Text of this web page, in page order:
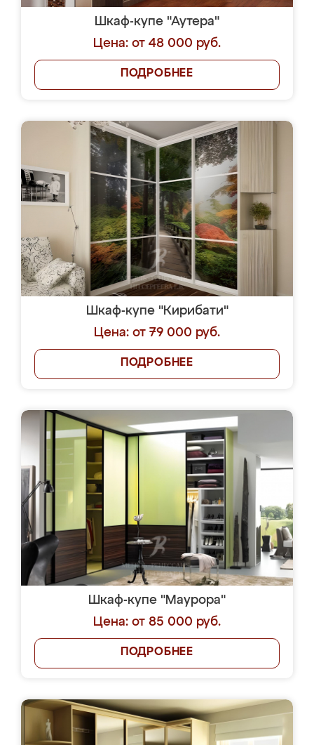
Шкаф-купе "Аутера"
Цена: от 48 000 руб.
ПОДРОБНЕЕ
Шкаф-купе "Кирибати"
Цена: от 79 000 руб.
ПОДРОБНЕЕ
Шкаф-купе "Маурора"
Цена: от 85 000 руб.
ПОДРОБНЕЕ